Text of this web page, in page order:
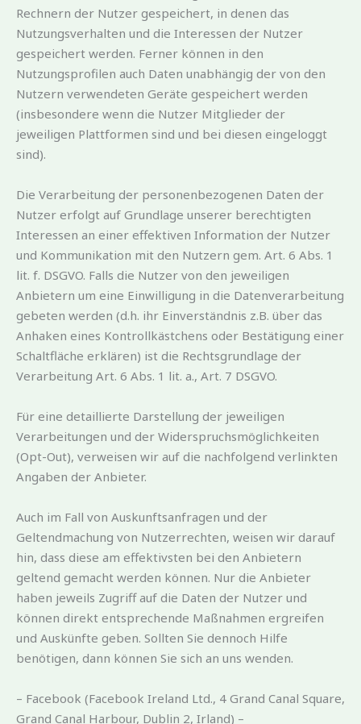
Rechnern der Nutzer gespeichert, in denen das
Nutzungsverhalten und die Interessen der Nutzer
gespeichert werden. Ferner können in den
Nutzungsprofilen auch Daten unabhängig der von den
Nutzern verwendeten Geräte gespeichert werden
(insbesondere wenn die Nutzer Mitglieder der
jeweiligen Plattformen sind und bei diesen eingeloggt
sind).
Die Verarbeitung der personenbezogenen Daten der
Nutzer erfolgt auf Grundlage unserer berechtigten
Interessen an einer effektiven Information der Nutzer
und Kommunikation mit den Nutzern gem. Art. 6 Abs. 1
lit. f. DSGVO. Falls die Nutzer von den jeweiligen
Anbietern um eine Einwilligung in die Datenverarbeitung
gebeten werden (d.h. ihr Einverständnis z.B. über das
Anhaken eines Kontrollkästchens oder Bestätigung einer
Schaltfläche erklären) ist die Rechtsgrundlage der
Verarbeitung Art. 6 Abs. 1 lit. a., Art. 7 DSGVO.
Für eine detaillierte Darstellung der jeweiligen
Verarbeitungen und der Widerspruchsmöglichkeiten
(Opt-Out), verweisen wir auf die nachfolgend verlinkten
Angaben der Anbieter.
Auch im Fall von Auskunftsanfragen und der
Geltendmachung von Nutzerrechten, weisen wir darauf
hin, dass diese am effektivsten bei den Anbietern
geltend gemacht werden können. Nur die Anbieter
haben jeweils Zugriff auf die Daten der Nutzer und
können direkt entsprechende Maßnahmen ergreifen
und Auskünfte geben. Sollten Sie dennoch Hilfe
benötigen, dann können Sie sich an uns wenden.
– Facebook (Facebook Ireland Ltd., 4 Grand Canal Square,
Grand Canal Harbour, Dublin 2, Irland) –